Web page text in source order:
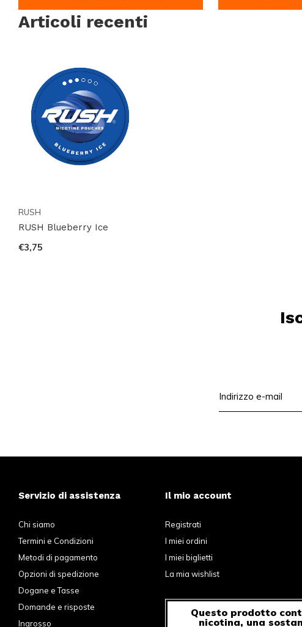
Articoli recenti
RUSH
RUSH Blueberry Ice
€3,75
Servizio di assistenza
Chi siamo
Termini e Condizioni
Metodi di pagamento
Opzioni di spedizione
Dogane e Tasse
Domande e risposte
Ingrosso
Il mio account
Registrati
I miei ordini
I miei biglietti
La mia wishlist
Questo prodotto
nicotina, una